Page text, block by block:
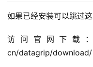
如果已经安装可以跳过这
访问官网下载：
cn/datagrip/download/